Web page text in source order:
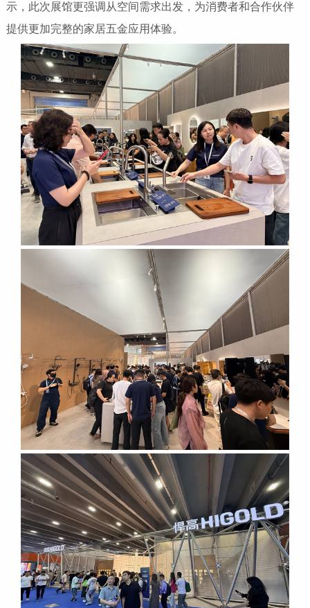
示，此次展馆更强调从空间需求出发，为消费者和合作伙伴
提供更加完整的家居五金应用体验。